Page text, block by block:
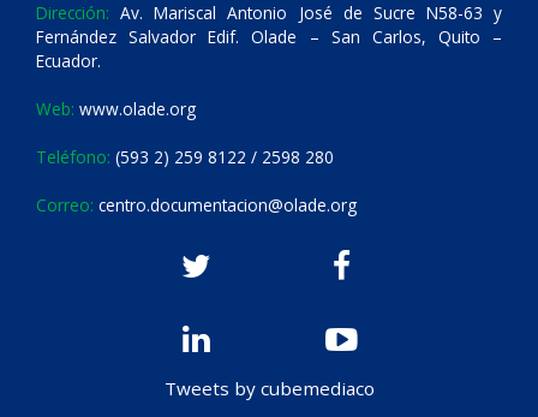
Dirección: Av. Mariscal Antonio José de Sucre N58-63 y
Fernández Salvador Edif. Olade – San Carlos, Quito –
Ecuador.
Web: www.olade.org
Teléfono: (593 2) 259 8122 / 2598 280
Correo: centro.documentacion@olade.org
Tweets by cubemediaco